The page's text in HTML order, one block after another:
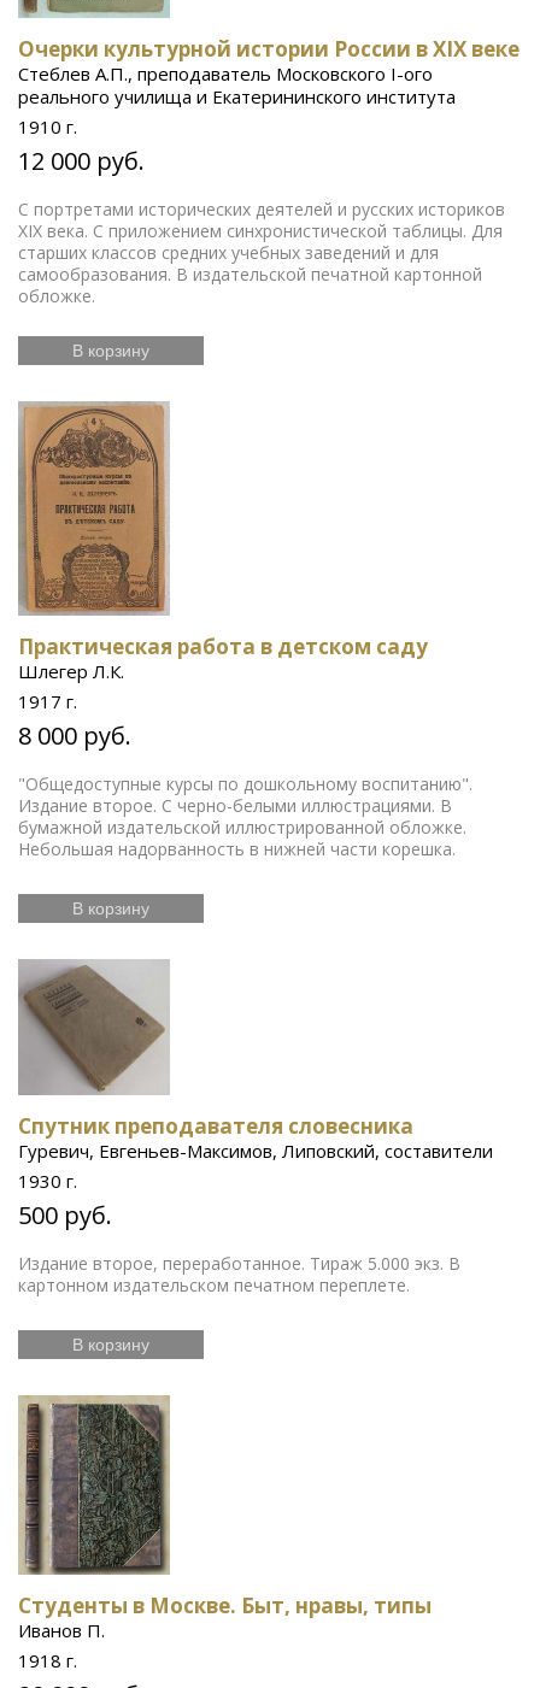
Очерки культурной истории России в XIX веке
Стеблев А.П., преподаватель Московского I-ого
реального училища и Екатерининского института
1910 г.
12 000 руб.
С портретами исторических деятелей и русских историков
XIX века. С приложением синхронистической таблицы. Для
старших классов средних учебных заведений и для
самообразования. В издательской печатной картонной
обложке.
В корзину
Практическая работа в детском саду
Шлегер Л.К.
1917 г.
8 000 руб.
"Общедоступные курсы по дошкольному воспитанию".
Издание второе. С черно-белыми иллюстрациями. В
бумажной издательской иллюстрированной обложке.
Небольшая надорванность в нижней части корешка.
В корзину
Спутник преподавателя словесника
Гуревич, Евгеньев-Максимов, Липовский, составители
1930 г.
500 руб.
Издание второе, переработанное. Тираж 5.000 экз. В
картонном издательском печатном переплете.
В корзину
Студенты в Москве. Быт, нравы, типы
Иванов П.
1918 г.